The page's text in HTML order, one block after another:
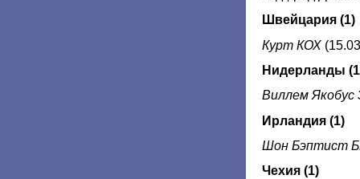
Швейцария (1)
Курт КОХ
Нидерланды
Виллем
Ирландия (1)
Шон Бэптист
Чехия (1)